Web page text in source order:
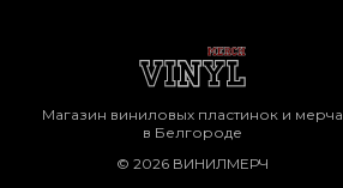
Магазин виниловых пластинок и мерча
в Белгороде
© 2026 ВИНИЛМЕРЧ